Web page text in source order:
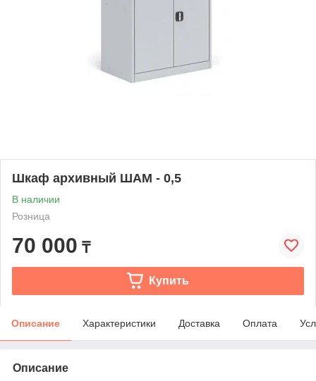
Шкаф архивный ШАМ - 0,5
В наличии
Розница
70 000 ₸
Купить
Описание Характеристики Доставка Оплата
Описание